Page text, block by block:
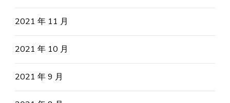
2021 年 11 月
2021 年 10 月
2021 年 9 月